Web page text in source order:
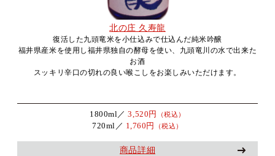
北の庄 久寿龍
復活した九頭竜米を小仕込みで仕込んだ純米吟醸
福井県産米を使用し福井県独自の酵母を使い、九頭竜川の水で出来た
お酒
スッキリ辛口の切れの良い喉こしをお楽しみいただけます。
1800ml／3,520円 （税込）
720ml／ 1,760円 （税込）
商品詳細